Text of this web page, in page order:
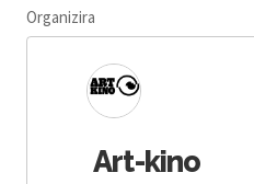
Organizira
Art-kino